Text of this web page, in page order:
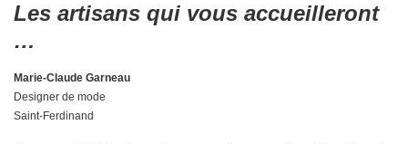
Les artisans qui vous accueilleront
…
Marie-Claude Garneau
Designer de mode
Saint-Ferdinand